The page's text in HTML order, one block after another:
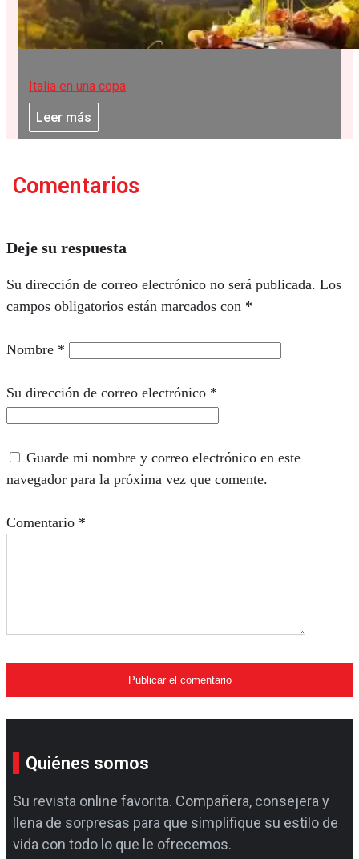
Italia en una copa
Leer más
Comentarios
Deje su respuesta
Su dirección de correo electrónico no será publicada. Los
campos obligatorios están marcados con *
Nombre *
Su dirección de correo electrónico *
Guarde mi nombre y correo electrónico en este
navegador para la próxima vez que comente.
Comentario *
Quiénes somos
Su revista online favorita. Compañera, consejera y
llena de sorpresas para que simplifique su estilo de
vida con todo lo que le ofrecemos.